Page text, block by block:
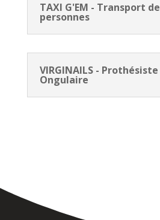
TAXI G'EM - Transport de
personnes
VIRGINAILS - Prothésiste
Ongulaire